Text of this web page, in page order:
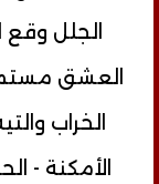
الجلل وقع
العشق
الخراب
الأمكنة -